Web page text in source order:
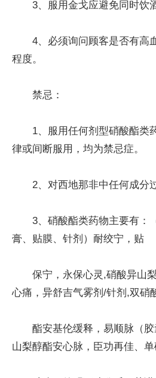
3、服用金戈应避免同时饮
4、必须询问顾客是否有高
程度。
禁忌：
1、服用任何剂型硝酸酯类
律或间断服用，均为禁忌症。
2、对西地那非中任何成分
3、硝酸酯类药物主要有：
膏、贴膜、针剂）耐绞宁，贴
保宁，永保心灵,硝酸异山
心痛，异舒吉气雾剂/针剂,双硝
酯安基伦缓释，易顺脉（
山梨醇酯安心脉，臣功再佳、